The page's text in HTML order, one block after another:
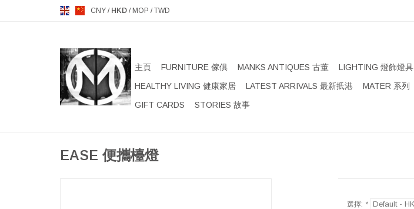
CNY / HKD / MOP /TWD
主頁 FURNITURE 傢俱 MANKS ANTIQUES 古董 LIGHTING 燈飾燈具
HEALTHY LIVING 健康家居
LATEST ARRIVALS 最新扺港 MATER 系列
GIFT CARDS
STORIES 故事
EASE 便攜檯燈
選擇: *